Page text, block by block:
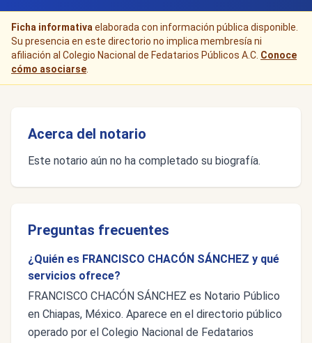
Ficha informativa elaborada con información pública disponible.
Su presencia en este directorio no implica membresía ni
afiliación al Colegio Nacional de Fedatarios Públicos A.C. Conoce
cómo asociarse
Acerca del notario
Este notario aún no ha completado su biografía.
Preguntas frecuentes
¿Quién es FRANCISCO CHACÓN SÁNCHEZ y qué
servicios ofrece?
FRANCISCO CHACÓN SÁNCHEZ es Notario Público
en Chiapas, México. Aparece en el directorio público
operado por el Colegio Nacional de Fedatarios